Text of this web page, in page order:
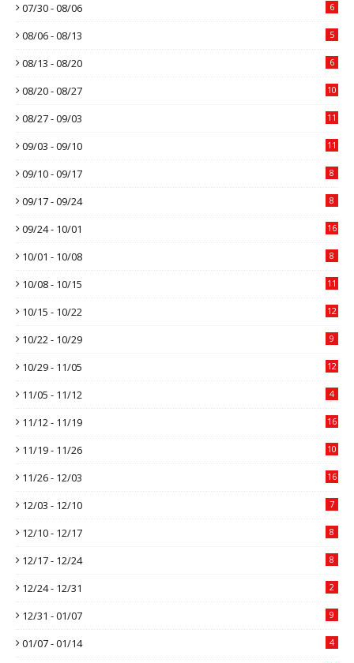
07/30 - 08/06 6
08/06 - 08/13 5
08/13 - 08/20 6
08/20 - 08/27 10
08/27 - 09/03 11
09/03 - 09/10 11
09/10 - 09/17 8
09/17 - 09/24 8
09/24 - 10/01 16
10/01 - 10/08 8
10/08 - 10/15 11
10/15 - 10/22 12
10/22 - 10/29 9
10/29 - 11/05 12
11/05 - 11/12 4
11/12 - 11/19 16
11/19 - 11/26 10
11/26 - 12/03 16
12/03 - 12/10 7
12/10 - 12/17 8
12/17 - 12/24 8
12/24 - 12/31 2
12/31 - 01/07 9
01/07 - 01/14 4